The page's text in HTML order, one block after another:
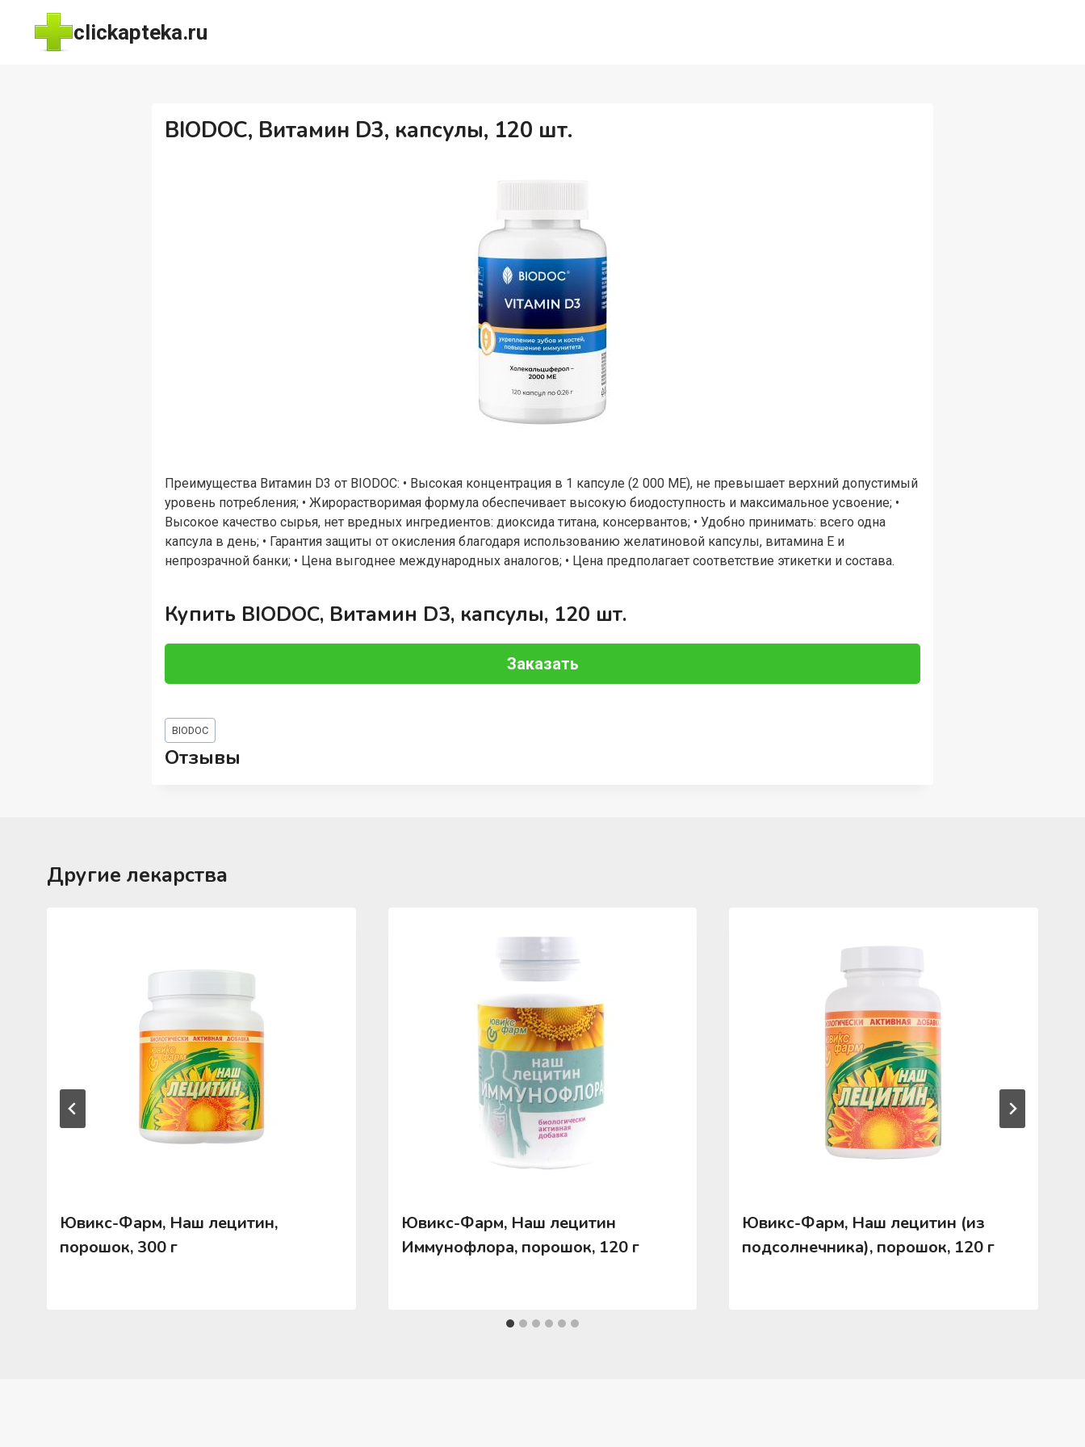
Перейти
содержимому
clickapteka.ru
BIODOC, Витамин D3, капсулы, 120 шт.
Преимущества Витамин D3 от BIODOC: • Высокая концентрация в 1 капсуле (2 000 МЕ), не превышает верхний допустимый
уровень потребления; • Жирорастворимая формула обеспечивает высокую биодоступность и максимальное усвоение; •
Высокое качество сырья, нет вредных ингредиентов: диоксида титана, консервантов; • Удобно принимать: всего одна
капсула в день; • Гарантия защиты от окисления благодаря использованию желатиновой капсулы, витамина Е и
непрозрачной банки; • Цена выгоднее международных аналогов; • Цена предполагает соответствие этикетки и состава.
Купить BIODOC, Витамин D3, капсулы, 120 шт.
Заказать
Метки
записи:
BIODOC
Отзывы
Другие лекарства
Ювикс-Фарм, Наш лецитин,
порошок, 300 г
Ювикс-Фарм, Наш лецитин
Иммунофлора, порошок, 120 г
Ювикс-Фарм, Наш лецитин (из
подсолнечника), порошок, 120 г